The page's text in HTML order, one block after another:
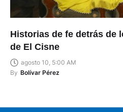
Historias de fe detrás de
de El Cisne
agosto 10, 5:00 AM
By Bolívar Pérez